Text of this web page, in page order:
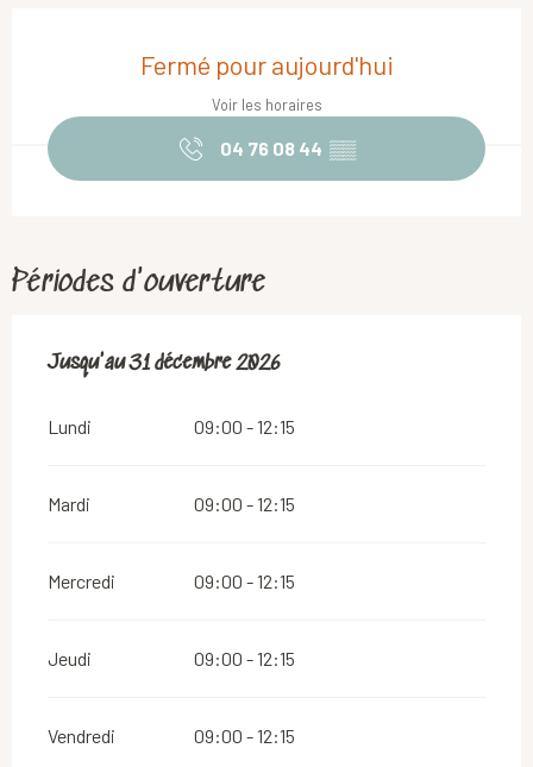
Fermé pour aujourd'hui
Voir les horaires
04 76 08 44 ▒▒
Périodes d'ouverture
Du2 janvier 2026au31 décembre 2026
Jusqu'au31 décembre 2026
Lundi 09:00 - 12:15
Mardi 09:00 - 12:15
Mercredi 09:00 - 12:15
Jeudi 09:00 - 12:15
Vendredi 09:00 - 12:15